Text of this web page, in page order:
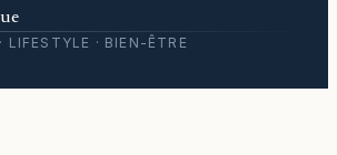
LIFESTYLE · BIEN-ÊTRE